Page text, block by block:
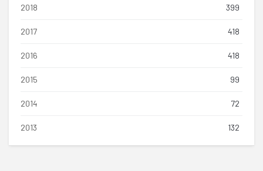
2018 399
2017 418
2016 418
2015 99
2014 72
2013 132